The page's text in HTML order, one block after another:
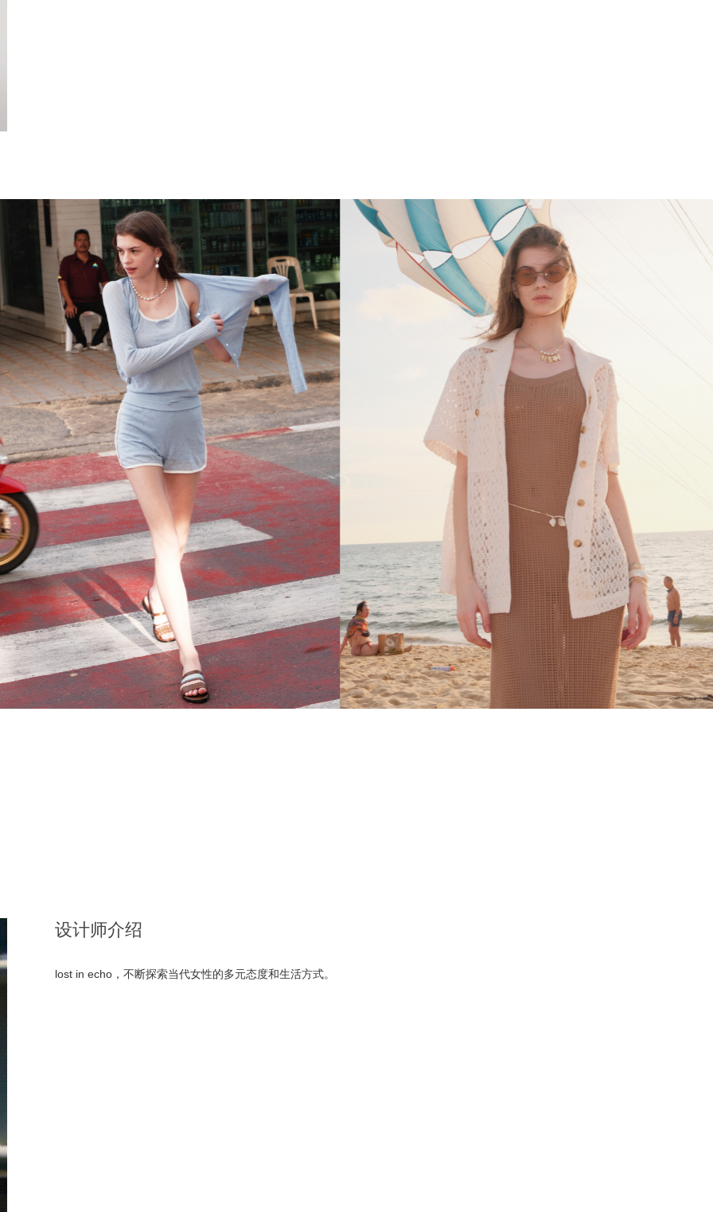
设计师介绍
lost in echo，不断探索当代女性的多元态度和生活方式。